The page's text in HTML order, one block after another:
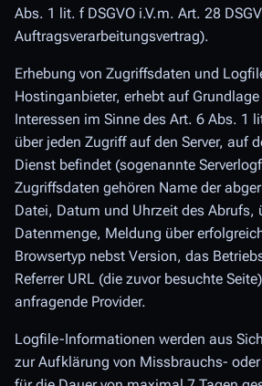
Abs. 1 lit. f DSGVO i.V.m. Art. 28
Auftragsverarbeitungsvertrag).
Erhebung von Zugriffsdaten und
Hostinganbieter, erhebt auf
Interessen im Sinne des Art. 6 Abs. 1
über jeden Zugriff auf den Server, auf
Dienst befindet (sogenannte
Zugriffsdaten gehören Name der
Datei, Datum und Uhrzeit des Abrufs,
Datenmenge, Meldung über
Browsertyp nebst Version, das
Referrer URL (die zuvor besuchte
anfragende Provider.
Logfile-Informationen werden aus
zur Aufklärung von Missbrauchs-